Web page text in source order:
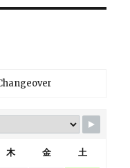
木 金 土